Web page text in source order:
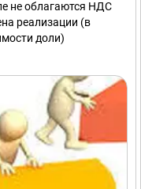
не облагаются НДС
реализации (в
доли)